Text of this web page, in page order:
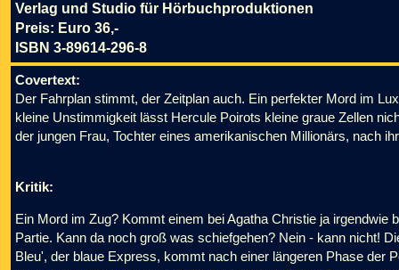
Verlag und Studio für Hörbuchproduktionen
Preis: Euro 36,-
ISBN 3-89614-296-8
Covertext:
Der Fahrplan stimmt, der Zeitplan auch. Ein perfekter Mord im
kleine Unstimmigkeit lässt Hercule Poirots kleine graue Zellen
der jungen Frau, Tochter eines amerikanischen Millionärs, nach
Kritik:
Ein Mord im Zug? Kommt einem bei Agatha Christie ja
Partie. Kann da noch groß was schiefgehen? Nein - kann nicht!
Bleu', der blaue Express, kommt nach einer längeren Phase der